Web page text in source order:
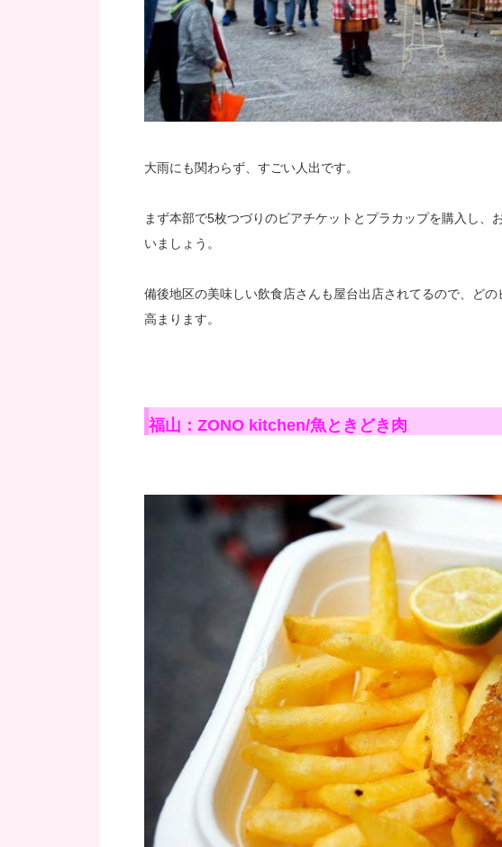
大雨にも関わらず、すごい人出です。
まず本部で5枚つづりのビアチケットとプラカップを購入し、
いましょう。
備後地区の美味しい飲食店さんも屋台出店されてるので、ど
高まります。
福山：ZONO kitchen/魚ときどき肉